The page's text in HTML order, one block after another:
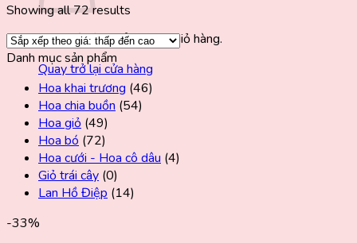
Chưa có sản phẩm trong giỏ hàng.
Quay trở lại cửa hàng
Showing all 72 results
Danh mục sản phẩm
Hoa khai trương (46)
Hoa chia buồn (54)
Hoa giỏ (49)
Hoa bó (72)
Hoa cưới - Hoa cô dâu (4)
Giỏ trái cây (0)
Lan Hồ Điệp (14)
-33%